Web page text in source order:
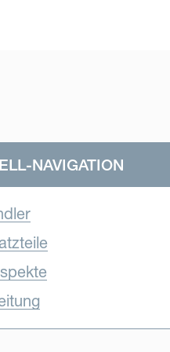
NAVIGATION